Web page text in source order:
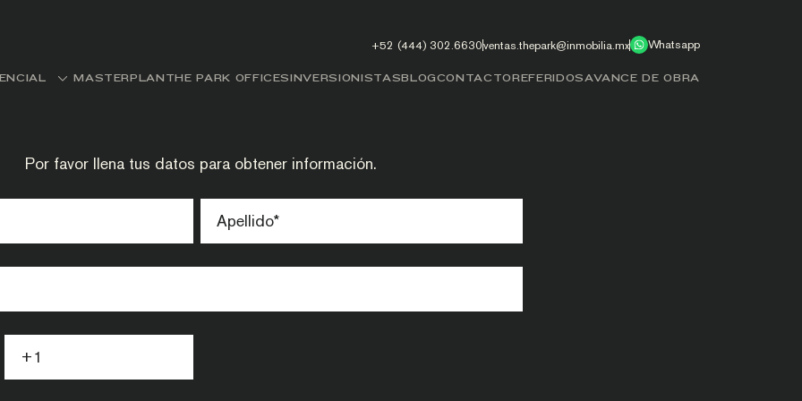
+52 (444) 302.6630ventas.thepark@inmobilia.mx Whatsapp
MASTERPLAN THE PARK OFFICESINVERSIONISTASBLOGCONTACTOREFERIDOSAVANCE DE OBRA
Por favor llena tus datos para obtener información.